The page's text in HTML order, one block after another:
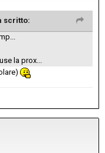
scritto:
la prox...